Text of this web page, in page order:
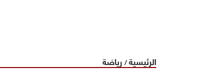
الرئيسية/ رياضة